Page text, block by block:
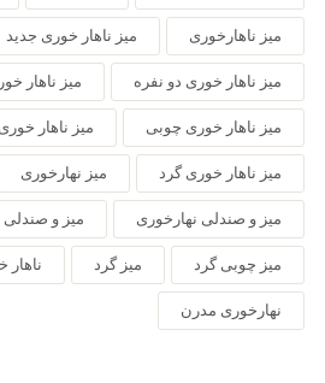
میز ناهارخوری میز ناهار خوری جدید
میز ناهار خوری دو نفره میز ناهار
میز ناهار خوری چوبی میز ناهار
میز ناهار خوری گرد میز نهارخوری
میز و صندلی نهارخوری میز و
میز چوبی گرد میز گرد ناهار
نهارخوری مدرن